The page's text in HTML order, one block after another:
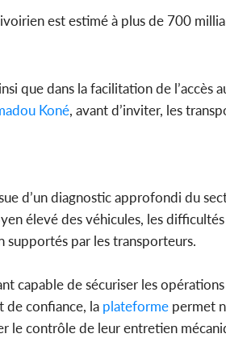
est estimé à plus de 700
que dans la facilitation de l’accès
Koné, avant d’inviter, les
d’un diagnostic approfondi du
élevé des véhicules, les
supportés par les transporteurs.
capable de sécuriser les
de confiance, la plateforme permet
le contrôle de leur entretien